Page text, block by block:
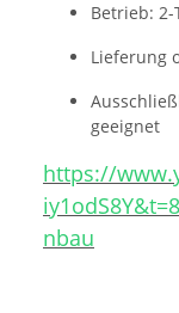
Betrieb:
Lieferung
geeignet
https://
nbau